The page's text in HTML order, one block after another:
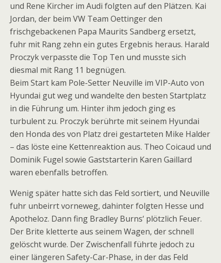
und Rene Kircher im Audi folgten auf den Plätzen. Kai
Jordan, der beim VW Team Oettinger den
frischgebackenen Papa Maurits Sandberg ersetzt,
fuhr mit Rang zehn ein gutes Ergebnis heraus. Harald
Proczyk verpasste die Top Ten und musste sich
diesmal mit Rang 11 begnügen.
Beim Start kam Pole-Setter Neuville im VIP-Auto von
Hyundai gut weg und wandelte den besten Startplatz
in die Führung um. Hinter ihm jedoch ging es
turbulent zu. Proczyk berührte mit seinem Hyundai
den Honda des von Platz drei gestarteten Mike Halder
– das löste eine Kettenreaktion aus. Theo Coicaud und
Dominik Fugel sowie Gaststarterin Karen Gaillard
waren ebenfalls betroffen.
Wenig später hatte sich das Feld sortiert, und Neuville
fuhr unbeirrt vorneweg, dahinter folgten Hesse und
Apotheloz. Dann fing Bradley Burns‘ plötzlich Feuer.
Der Brite kletterte aus seinem Wagen, der schnell
gelöscht wurde. Der Zwischenfall führte jedoch zu
einer längeren Safety-Car-Phase, in der das Feld